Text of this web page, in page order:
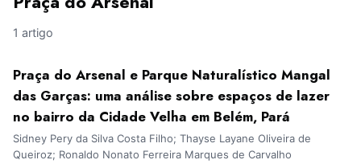
1 artigo
Praça do Arsenal e Parque Naturalístico Mangal
das Garças: uma análise sobre espaços de lazer
no bairro da Cidade Velha em Belém, Pará
Sidney Pery da Silva Costa Filho; Thayse Layane Oliveira de
Queiroz; Ronaldo Nonato Ferreira Marques de Carvalho